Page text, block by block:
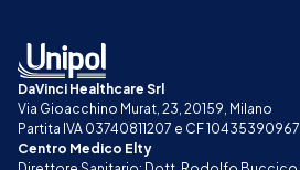
DaVinci Healthcare Srl
Via Gioacchino Murat, 23, 20159, Milano
Partita IVA 03740811207 e CF 10435390967
Centro Medico Elty